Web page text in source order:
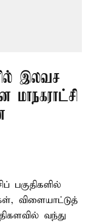
இலவச
பகுதிகளில்
விளையாட்டுத்
வந்து